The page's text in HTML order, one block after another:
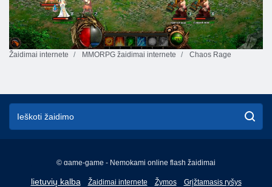
Žaidimai internete MMORPG žaidimai internete Chaos Rage
© game-game - Nemokami online flash žaidimai
lietuvių kalba
English
Žaidimai internete Žymos Grįžtamasis ryšys